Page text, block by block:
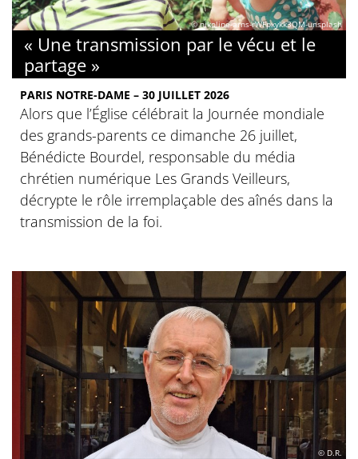
© nikoline-arns-rWFpxykk3QM-unsplash
« Une transmission par le vécu et le
partage »
PARIS NOTRE-DAME – 30 JUILLET 2026
Alors que l’Église célébrait la Journée mondiale
des grands-parents ce dimanche 26 juillet,
Bénédicte Bourdel, responsable du média
chrétien numérique Les Grands Veilleurs,
décrypte le rôle irremplaçable des aînés dans la
transmission de la foi.
© D.R.